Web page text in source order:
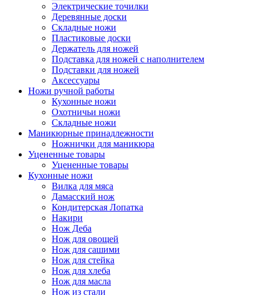
Электрические точилки
Деревянные доски
Складные ножи
Пластиковые доски
Держатель для ножей
Подставка для ножей с наполнителем
Подставки для ножей
Аксессуары
Ножи ручной работы
Кухонные ножи
Охотничьи ножи
Складные ножи
Маникюрные принадлежности
Ножнички для маникюра
Уцененные товары
Уцененные товары
Кухонные ножи
Вилка для мяса
Дамасский нож
Кондитерская Лопатка
Накири
Нож Деба
Нож для овощей
Нож для сашими
Нож для стейка
Нож для хлеба
Нож для масла
Нож из стали